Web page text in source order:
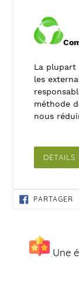
La plupart
les
méthode
nous
DÉTAILS
PARTAGER
Une